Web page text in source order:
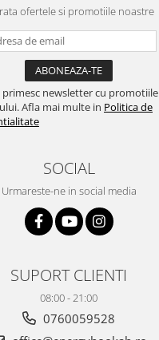
ofertele si promotiile noastre
primesc newsletter cu promotiile
Afla mai multe in Politica de
SOCIAL
Urmareste-ne in social media
SUPORT CLIENTI
08:00 - 21:00
0760059528